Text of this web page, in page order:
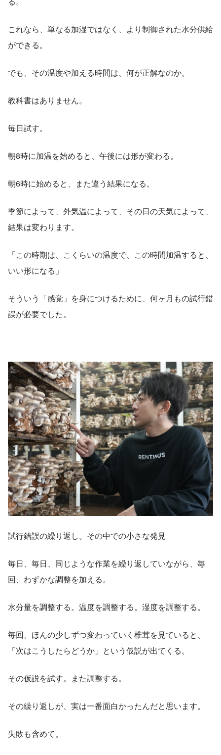
これなら、単なる加湿ではなく、より制御された水分供給
ができる。
でも、その温度や加える時間は、何が正解なのか。
教科書はありません。
毎日試す。
朝8時に加温を始めると、午後には形が変わる。
朝6時に始めると、また違う結果になる。
季節によって、外気温によって、その日の天気によって、
結果は変わります。
「この時期は、こくらいの温度で、この時間加温すると、
いい形になる」
そういう「感覚」を身につけるために、何ヶ月もの試行錯
誤が必要でした。
試行錯誤の繰り返し。その中での小さな発見
毎日、毎日、同じような作業を繰り返していながら、毎
回、わずかな調整を加える。
水分量を調整する。温度を調整する。湿度を調整する。
毎回、ほんの少しずつ変わっていく椎茸を見ていると、
「次はこうしたらどうか」という仮説が出てくる。
その仮説を試す。また調整する。
その繰り返しが、実は一番面白かったんだと思います。
失敗も含めて。